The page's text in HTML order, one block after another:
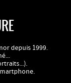
depuis 1999.